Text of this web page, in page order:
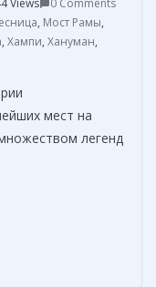
Views
0 Comments
, Мост Рамы,
, Хампи, Хануман,
мест на
легенд